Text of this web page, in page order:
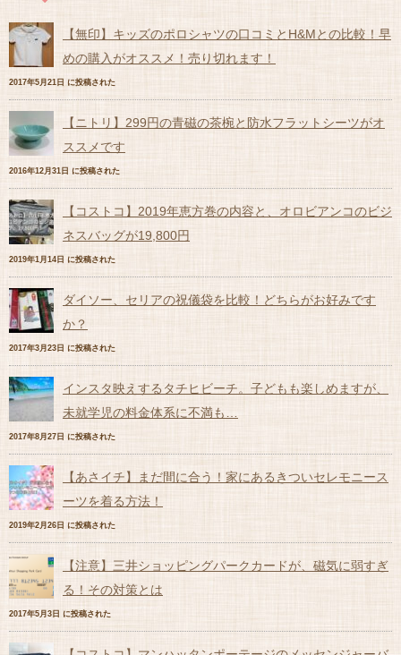
【無印】キッズのポロシャツの口コミとH&Mとの比較！早
めの購入がオススメ！売り切れます！
2017年5月21日 に投稿された
【ニトリ】299円の青磁の茶椀と防水フラットシーツがオ
ススメです
2016年12月31日 に投稿された
【コストコ】2019年恵方巻の内容と、オロビアンコのビジ
ネスバッグが19,800円
2019年1月14日 に投稿された
ダイソー、セリアの祝儀袋を比較！どちらがお好みです
か？
2017年3月23日 に投稿された
インスタ映えするタチヒビーチ。子どもも楽しめますが、
未就学児の料金体系に不満も…
2017年8月27日 に投稿された
【あさイチ】まだ間に合う！家にあるきついセレモニース
ーツを着る方法！
2019年2月26日 に投稿された
【注意】三井ショッピングパークカードが、磁気に弱すぎ
る！その対策とは
2017年5月3日 に投稿された